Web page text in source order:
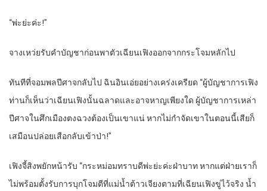
“พ่ะย่ะค่ะ!”
จางเหว่ยรับคำบัญชาก่อนพาตัวเฉียนเฟิงออกจากกระโจมหลักไป
ทันทีที่จอมพลปีศาจกลับไป ฉินอินเอ่ยอย่างเคร่งเครียด “ผู้บัญชาการเฟิง
ท่านก็เห็นว่าเฉียนเฟิงนั้นฉลาดและอาจหาญเพียงใด ผู้บัญชาการเหล่า
ปีศาจในศึกเมืองตงฉวงต้องเป็นเขาแน่ หากไม่กำจัดเขาในตอนนี้เสียก็
เสมือนปล่อยเสือกลับเข้าป่า!”
เฟิงจี้สิงพยักหน้ารับ “กระหม่อมทราบดีพ่ะย่ะค่ะฝ่าบาท หากแต่ฝ่ายเราก็
ไม่พร้อมตั้งรับการบุกโจมตีที่แม่น้ำต้าวเจียงตามที่เฉียนเฟิงขู่ไว้จริง น้ำ